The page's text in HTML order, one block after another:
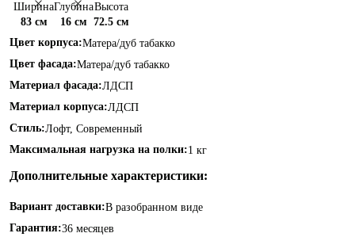
Ширина
83 см
Глубина
16 см
Высота
72.5 см
Цвет корпуса:Матера/дуб табакко
Цвет фасада:Матера/дуб табакко
Материал фасада:ЛДСП
Материал корпуса:ЛДСП
Стиль:Лофт, Современный
Максимальная нагрузка на полки:1 кг
Дополнительные характеристики:
Вариант доставки:В разобранном виде
Гарантия:36 месяцев